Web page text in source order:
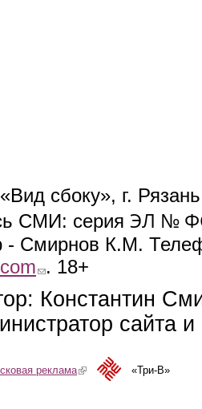
сбоку», г.
СМИ: серия ЭЛ №
- Смирнов К.М.
(link sends e-mail)
. 18+
Константин
сайта
реклама(link is external)«Три-В»